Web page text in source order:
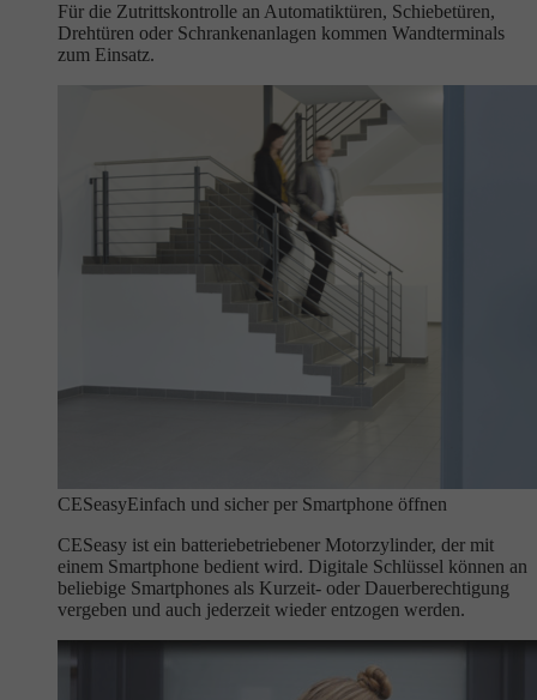
Für die Zutrittskontrolle an Automatiktüren, Schiebetüren,
Drehtüren oder Schrankenanlagen kommen Wandterminals
zum Einsatz.
CESeasyEinfach und sicher per Smartphone öffnen
CESeasy ist ein batteriebetriebener Motorzylinder, der mit
einem Smartphone bedient wird. Digitale Schlüssel können an
beliebige Smartphones als Kurzeit- oder Dauerberechtigung
vergeben und auch jederzeit wieder entzogen werden.